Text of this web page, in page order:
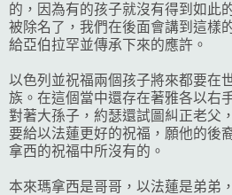
的，因為有的孩子就沒有得到如此
被除名了，我們在後面會講到這樣
給亞伯拉罕並傳承下來的應許。
以色列並祝福兩個孩子將來都要在
族。在這個當中還存在著雅各以右
對著大孫子，約瑟還試圖糾正老父
要給以法蓮更好的祝福，願他的後
拿西的祝福中所沒有的。
本來瑪拿西是哥哥，以法蓮是弟弟